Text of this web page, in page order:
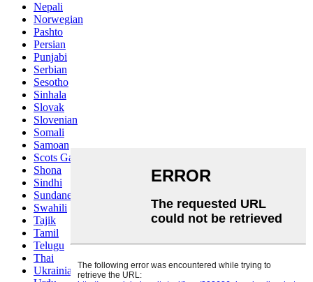
Nepali
Norwegian
Pashto
Persian
Punjabi
Serbian
Sesotho
Sinhala
Slovak
Slovenian
Somali
Samoan
Scots Gaelic
Shona
Sindhi
Sundanese
Swahili
Tajik
Tamil
Telugu
Thai
Ukrainian